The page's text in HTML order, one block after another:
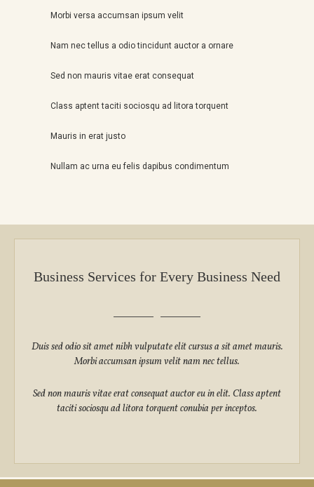
Morbi versa accumsan ipsum velit
Nam nec tellus a odio tincidunt auctor a ornare
Sed non mauris vitae erat consequat
Class aptent taciti sociosqu ad litora torquent
Mauris in erat justo
Nullam ac urna eu felis dapibus condimentum
Business Services for Every Business Need
Duis sed odio sit amet nibh vulputate elit cursus a sit amet mauris.
Morbi accumsan ipsum velit nam nec tellus.
Sed non mauris vitae erat consequat auctor eu in elit. Class aptent
taciti sociosqu ad litora torquent conubia per inceptos.